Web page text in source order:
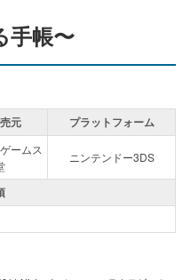
手帳〜
元 プラットフォーム
ームス
ニンテンドー3DS